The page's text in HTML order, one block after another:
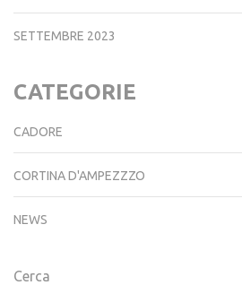
SETTEMBRE 2023
CATEGORIE
CADORE
CORTINA D'AMPEZZZO
NEWS
Cerca